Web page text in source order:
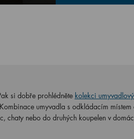
si dobře prohlédněte kolekci
umyvadla s odkládacím místem
chaty nebo do druhých koupelen v